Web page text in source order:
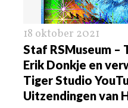
18 oktober 2021
Staf RSMuseum
Erik Donkje en
Tiger Studio
Uitzendingen van